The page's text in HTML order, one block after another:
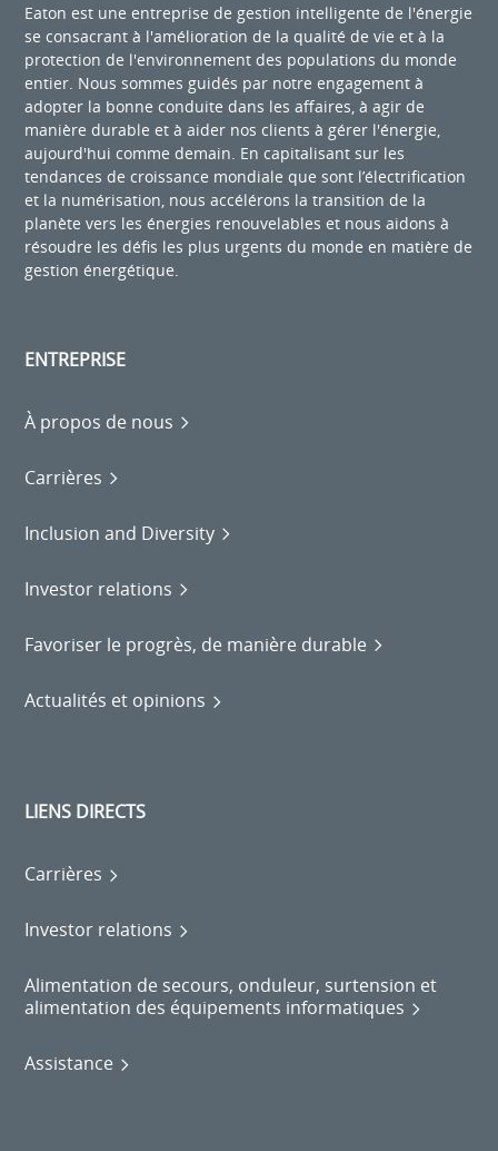
Eaton est une entreprise de gestion intelligente de l'énergie
se consacrant à l'amélioration de la qualité de vie et à la
protection de l'environnement des populations du monde
entier. Nous sommes guidés par notre engagement à
adopter la bonne conduite dans les affaires, à agir de
manière durable et à aider nos clients à gérer l'énergie,
aujourd'hui comme demain. En capitalisant sur les
tendances de croissance mondiale que sont l’électrification
et la numérisation, nous accélérons la transition de la
planète vers les énergies renouvelables et nous aidons à
résoudre les défis les plus urgents du monde en matière de
gestion énergétique.
ENTREPRISE
À propos de nous
Carrières
Inclusion and Diversity
Investor relations
Favoriser le progrès, de manière durable
Actualités et opinions
LIENS DIRECTS
Carrières
Investor relations
Alimentation de secours, onduleur, surtension et
alimentation des équipements informatiques
Assistance